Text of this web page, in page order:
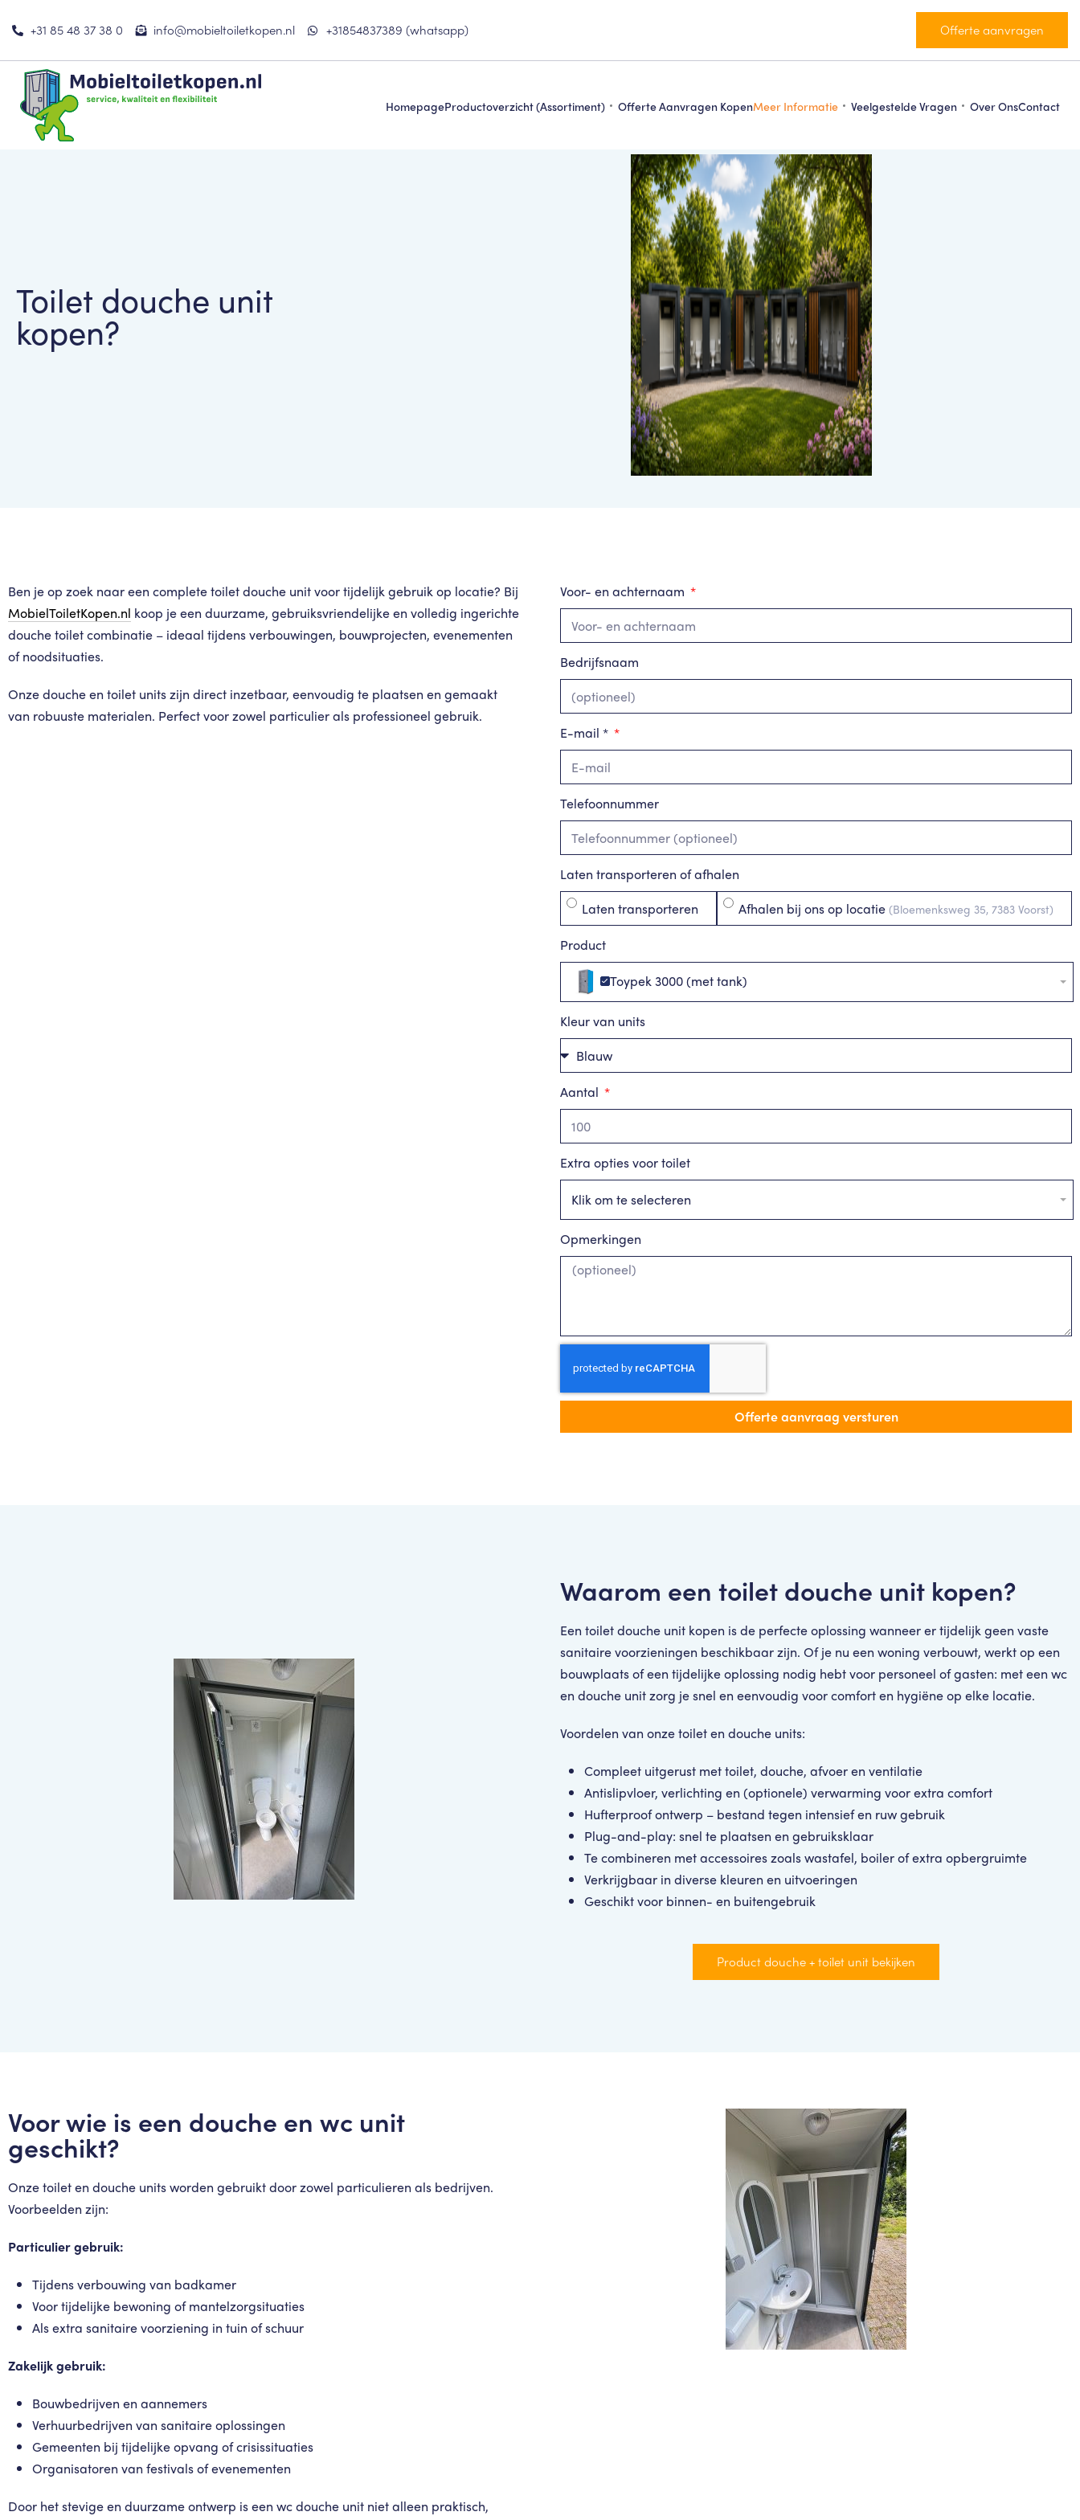
+31 85 48 37 38 0 info@mobieltoiletkopen.nl +31854837389 (whatsapp) Offerte aanvragen
HomepageProductoverzicht (assortiment) Offerte Aanvragen KopenMeer Informatie Veelgestelde Vragen Over OnsContact
Toilet douche unit
kopen?
Ben je op zoek naar een complete toilet douche unit voor tijdelijk gebruik op locatie? Bij
MobielToiletKopen.nl koop je een duurzame, gebruiksvriendelijke en volledig ingerichte
douche toilet combinatie – ideaal tijdens verbouwingen, bouwprojecten, evenementen
of noodsituaties.
Onze douche en toilet units zijn direct inzetbaar, eenvoudig te plaatsen en gemaakt
van robuuste materialen. Perfect voor zowel particulier als professioneel gebruik.
Voor- en achternaam
Bedrijfsnaam
E-mail *
Telefoonnummer
Laten transporteren of afhalen
Laten transporteren
Afhalen bij ons op locatie (Bloemenksweg 35, 7383 Voorst)
Product
Toypek 3000 (met tank)
Kleur van units
Aantal
Extra opties voor toilet
Klik om te selecteren
Opmerkingen
Offerte aanvraag versturen
Waarom een toilet douche unit kopen?
Een toilet douche unit kopen is de perfecte oplossing wanneer er tijdelijk geen vaste
sanitaire voorzieningen beschikbaar zijn. Of je nu een woning verbouwt, werkt op een
bouwplaats of een tijdelijke oplossing nodig hebt voor personeel of gasten: met een wc
en douche unit zorg je snel en eenvoudig voor comfort en hygiëne op elke locatie.
Voordelen van onze toilet en douche units:
Compleet uitgerust met toilet, douche, afvoer en ventilatie
Antislipvloer, verlichting en (optionele) verwarming voor extra comfort
Hufterproof ontwerp – bestand tegen intensief en ruw gebruik
Plug-and-play: snel te plaatsen en gebruiksklaar
Te combineren met accessoires zoals wastafel, boiler of extra opbergruimte
Verkrijgbaar in diverse kleuren en uitvoeringen
Geschikt voor binnen- en buitengebruik
Product douche + toilet unit bekijken
Voor wie is een douche en wc unit
geschikt?
Onze toilet en douche units worden gebruikt door zowel particulieren als bedrijven.
Voorbeelden zijn:
Particulier gebruik:
Tijdens verbouwing van badkamer
Voor tijdelijke bewoning of mantelzorgsituaties
Als extra sanitaire voorziening in tuin of schuur
Zakelijk gebruik:
Bouwbedrijven en aannemers
Verhuurbedrijven van sanitaire oplossingen
Gemeenten bij tijdelijke opvang of crisissituaties
Organisatoren van festivals of evenementen
Door het stevige en duurzame ontwerp is een wc douche unit niet alleen praktisch,